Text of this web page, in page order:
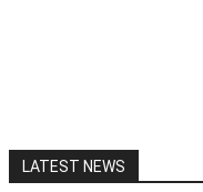
LATEST NEWS